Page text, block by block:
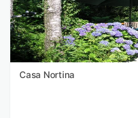
Casa Nortina